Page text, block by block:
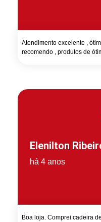
Atendimento excelente ,
recomendo , produtos de
Elenilton
há 4 anos
Boa loja. Comprei cadeira